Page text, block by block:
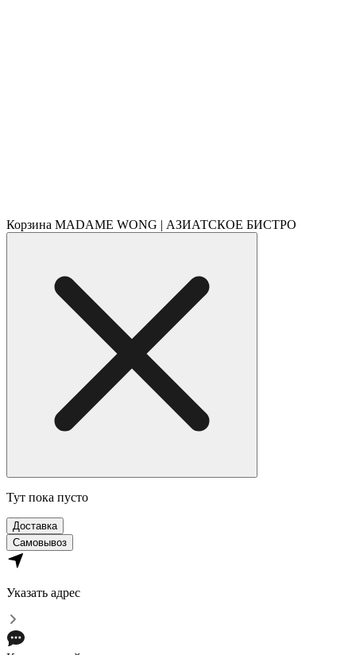
Корзина MADAME WONG | АЗИАТСКОЕ БИСТРО
Тут пока пусто
Доставка
Самовывоз
Указать адрес